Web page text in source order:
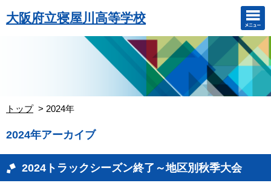
大阪府立寝屋川高等学校
トップ 2024年
2024年アーカイブ
2024トラックシーズン終了～地区別秋季大会